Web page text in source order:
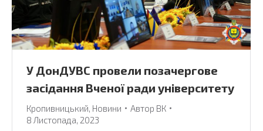
У ДонДУВС провели позачергове
засідання Вченої ради університету
Кропивницький, Новини Автор ВК
8 Листопада, 2023